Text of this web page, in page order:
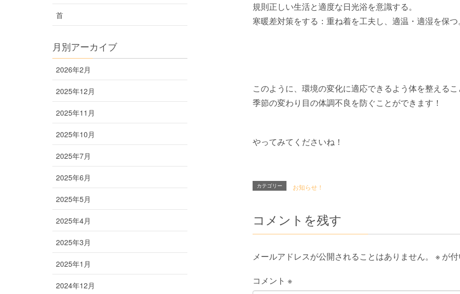
規則正しい生活と適度な日光浴を意識する。
寒暖差対策をする：重ね着を工夫し、適温・適湿を保つ
このように、環境の変化に適応できるよう体を整える
季節の変わり目の体調不良を防ぐことができます！
やってみてくださいね！
カテゴリー お知らせ！
コメントを残す
メールアドレスが公開されることはありません。 ※ が
コメント ※
首
月別アーカイブ
2026年2月
2025年12月
2025年11月
2025年10月
2025年7月
2025年6月
2025年5月
2025年4月
2025年3月
2025年1月
2024年12月